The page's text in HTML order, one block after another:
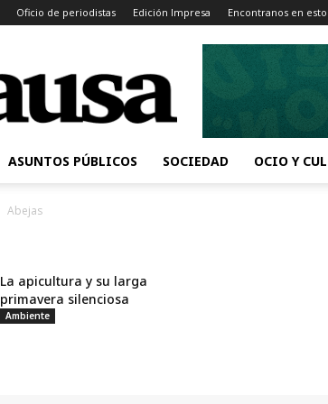
Oficio de periodistas Edición Impresa Encontranos en
ASUNTOS PÚBLICOS SOCIEDAD OCIO Y
Abejas
La apicultura y su larga
primavera silenciosa
Ambiente